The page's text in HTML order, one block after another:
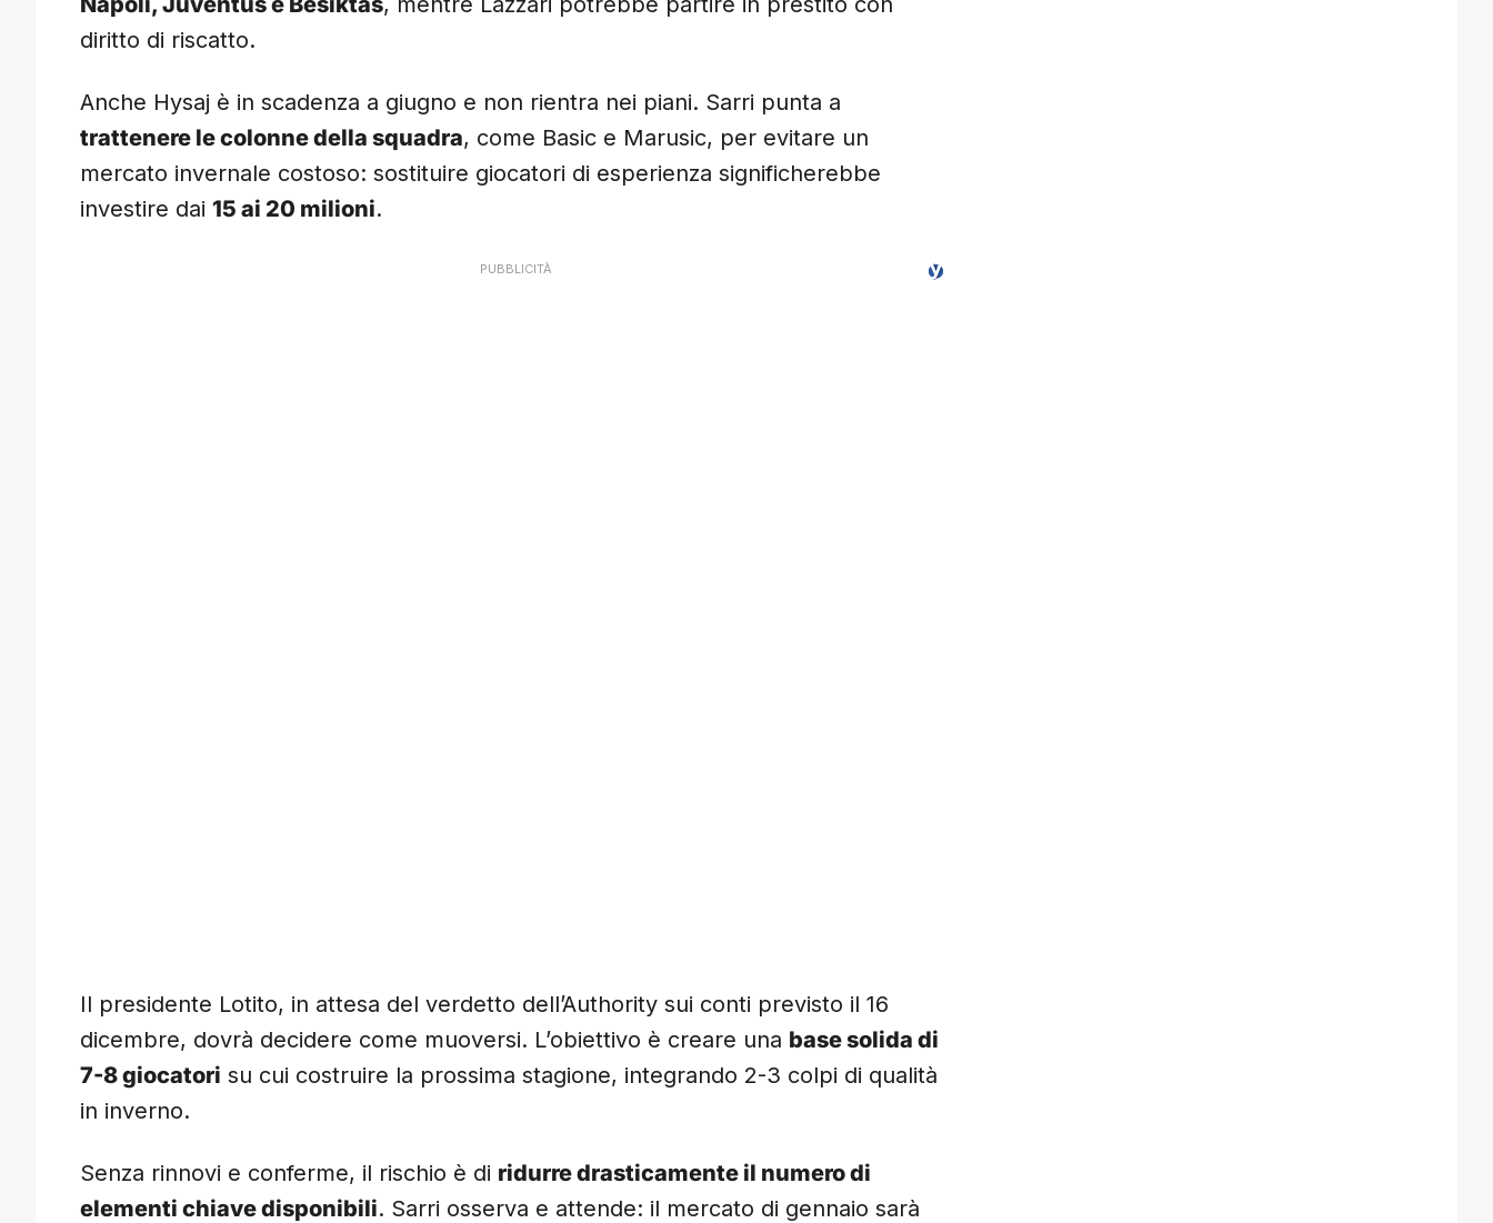
diritto di riscatto.
Anche Hysaj è in scadenza a giugno e non rientra nei piani. Sarri punta a
trattenere le colonne della squadra, come Basic e Marusic, per evitare un
mercato invernale costoso: sostituire giocatori di esperienza significherebbe
investire dai 15 ai 20 milioni.
Il presidente Lotito, in attesa del verdetto dell’Authority sui conti previsto il 16
dicembre, dovrà decidere come muoversi. L’obiettivo è creare una base solida di
7-8 giocatori su cui costruire la prossima stagione, integrando 2-3 colpi di qualità
in inverno.
Senza rinnovi e conferme, il rischio è di ridurre drasticamente il numero di
elementi chiave disponibili. Sarri osserva e attende: il mercato di gennaio sarà